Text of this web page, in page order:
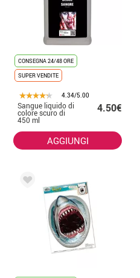
CONSEGNA 24/48 ORE
SUPER VENDITE
4.34/5.00
Sangue liquido di
colore scuro di
450 ml
4.50€
AGGIUNGI